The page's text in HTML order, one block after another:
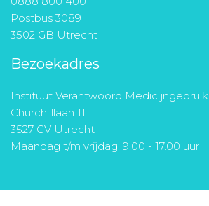
Postbus 3089
3502 GB Utrecht
Bezoekadres
Instituut Verantwoord Medicijngebruik
Churchilllaan 11
3527 GV Utrecht
Maandag t/m vrijdag: 9.00 - 17.00 uur